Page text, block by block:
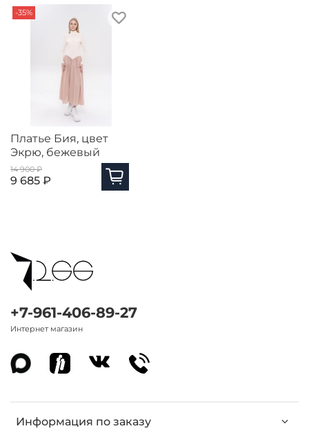
-35%
Платье Бия, цвет
Экрю, бежевый
14 900 ₽
9 685 ₽
Информация по заказу
+7-961-406-89-27
Интернет магазин